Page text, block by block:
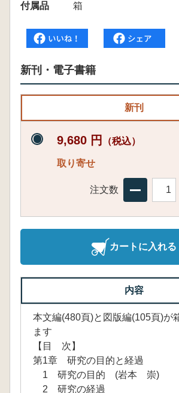
付属品
箱
新刊・電子書籍
新刊
9,680 円 （税込）
取り寄せ
注文数
カートに入れる
内容
本文編(480頁)と図版編(105頁)が
ます
【目 次】
第1章 研究の目的と経過
1 研究の目的 (岩本 崇)
2 研究の経過